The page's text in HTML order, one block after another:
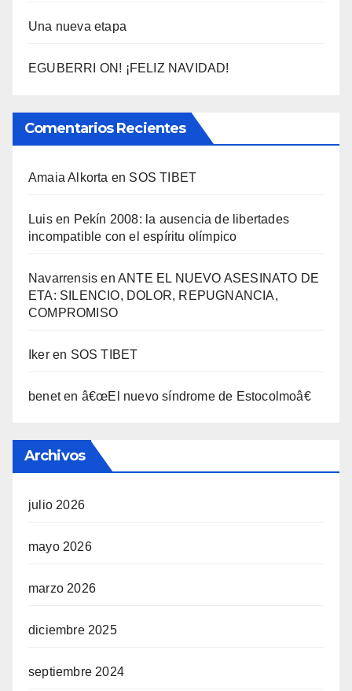
Una nueva etapa
EGUBERRI ON! ¡FELIZ NAVIDAD!
Comentarios Recientes
Amaia Alkorta en SOS TIBET
Luisen Pekí­n 2008: la ausencia de libertades
incompatible con el espí­ritu olí­mpico
Navarrensis enANTE EL NUEVO ASESINATO DE
ETA: SILENCIO, DOLOR, REPUGNANCIA,
COMPROMISO
Ikeren SOS TIBET
beneten â€œEl nuevo sí­ndrome de Estocolmoâ€
Archivos
julio 2026
mayo 2026
marzo 2026
diciembre 2025
septiembre 2024